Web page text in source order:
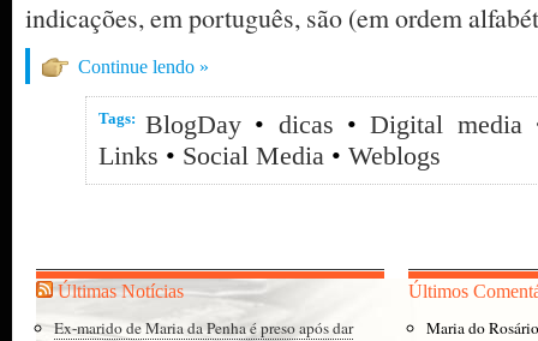
indicações, em português, são (em ordem
Continue lendo »
Tags: BlogDay • dicas •Digital media
Links • Social Media • Weblogs
Últimas Notícias
Ex-marido de Maria da Penha é preso após dar
Últimos
Maria do